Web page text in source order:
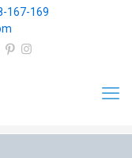
167-169